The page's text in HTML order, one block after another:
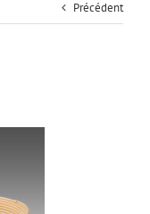
Précédent